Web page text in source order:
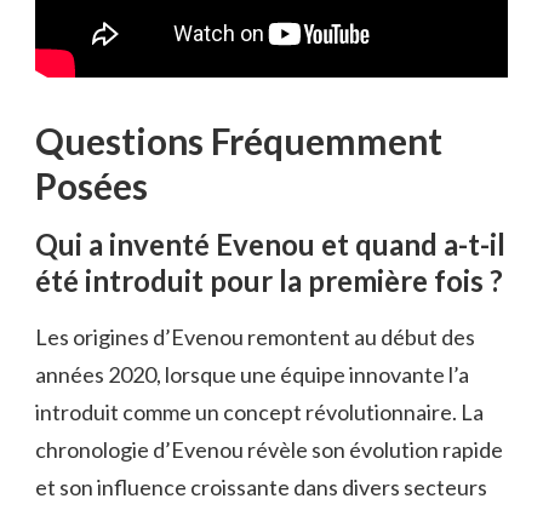
Questions Fréquemment
Posées
Qui a inventé Evenou et quand a-t-il
été introduit pour la première fois ?
Les origines d’Evenou remontent au début des
années 2020, lorsque une équipe innovante l’a
introduit comme un concept révolutionnaire. La
chronologie d’Evenou révèle son évolution rapide
et son influence croissante dans divers secteurs